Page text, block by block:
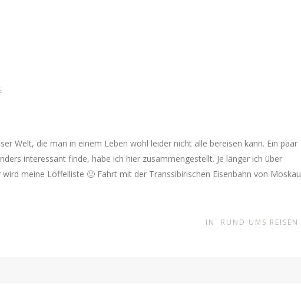
Welt, die man in einem Leben wohl leider nicht alle bereisen kann. Ein paar
interessant finde, habe ich hier zusammengestellt. Je länger ich über
meine Löffelliste 🙂 Fahrt mit der Transsibirischen Eisenbahn von Moskau
IN RUND UMS REISEN